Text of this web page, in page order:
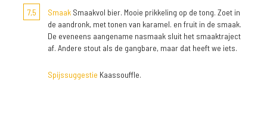
7,5 Smaak Smaakvol bier. Mooie prikkeling op de tong. Zoet in
de aandronk, met tonen van karamel. en fruit in de smaak.
De eveneens aangename nasmaak sluit het smaaktraject
af. Andere stout als de gangbare, maar dat heeft we iets.
Spijssuggestie Kaassouffle.